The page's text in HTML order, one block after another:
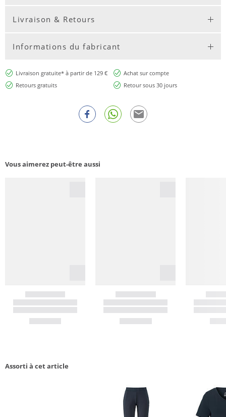
Livraison & Retours
Informations du fabricant
Livraison gratuite* à partir de 129 €
Achat sur compte
Retours gratuits
Retour sous 30 jours
Vous aimerez peut-être aussi
Assorti à cet article